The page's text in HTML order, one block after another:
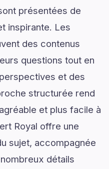
présentées de
inspirante. Les
des contenus
questions tout en
et des
structurée rend
et plus facile à
Royal offre une
sujet, accompagnée
détails